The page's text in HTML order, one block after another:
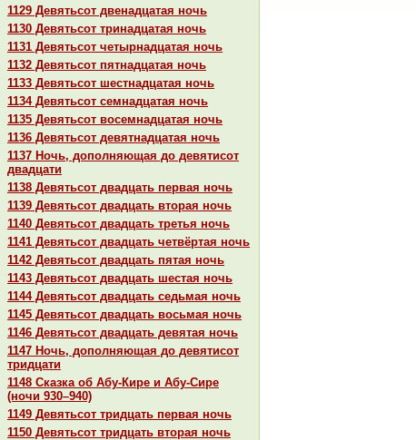
1129 Девятьсот двенaдцатая ночь
1130 Девятьсот тринaдцатая ночь
1131 Девятьсот четырнaдцатая ночь
1132 Девятьсот пятнaдцатая ночь
1133 Девятьсот шестнaдцатая ночь
1134 Девятьсот семнaдцатая ночь
1135 Девятьсот восемнaдцатая ночь
1136 Девятьсот девятнaдцатая ночь
1137 Ночь, дополняющая до девятисот
двадцати
1138 Девятьсот двадцать первая ночь
1139 Девятьсот двадцать втоpaя ночь
1140 Девятьсот двадцать третья ночь
1141 Девятьсот двадцать четвёртая ночь
1142 Девятьсот двадцать пятая ночь
1143 Девятьсот двадцать шестая ночь
1144 Девятьсот двадцать седьмая ночь
1145 Девятьсот двадцать восьмая ночь
1146 Девятьсот двадцать девятая ночь
1147 Ночь, дополняющая до девятисот
тридцати
1148 Сказка об Абу-Кире и Абу-Сире
(ночи 930–940)
1149 Девятьсот тридцать первая ночь
1150 Девятьсот тридцать втоpaя ночь